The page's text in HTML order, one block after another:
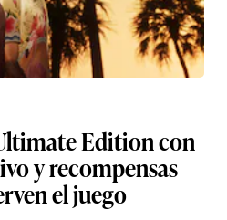
Edition con
y recompensas
el juego